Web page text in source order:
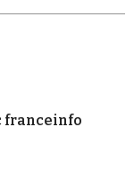
franceinfo